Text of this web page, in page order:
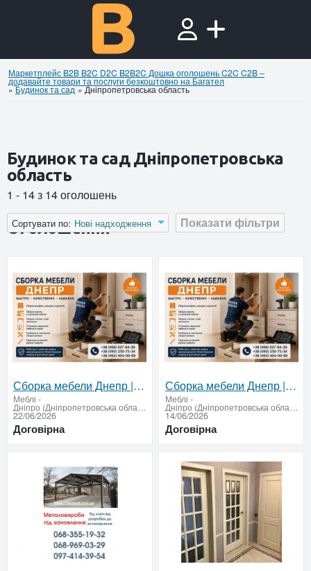
Маркетплейс B2B B2C D2C B2B2C Дошка оголошень C2C C2B –
додавайте товари та послуги безкоштовно на Багател
»Будинок та сад »Дніпропетровська область
Будинок та сад Дніпропетровська
область
1 - 14 з 14 оголошень
Показати фільтри
Сортувати по: Нові надходження
Оголошення
Сборка мебели Днепр | Быстро и качественно
Меблі -
Дніпро (Дніпропетровська область)
22/06/2026
Договірна
Сборка мебели Днепр | Быстро и качественно
Меблі -
Дніпро (Дніпропетровська область)
14/06/2026
Договірна